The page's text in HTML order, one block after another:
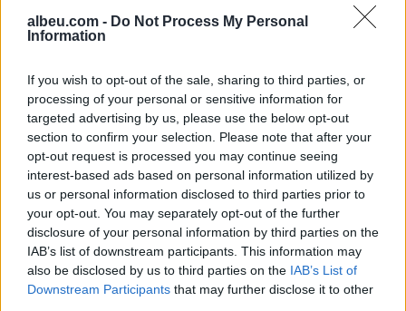
albeu.com - Do Not Process My Personal
Information
If you wish to opt-out of the sale, sharing to third parties, or
processing of your personal or sensitive information for
targeted advertising by us, please use the below opt-out
section to confirm your selection. Please note that after your
opt-out request is processed you may continue seeing
interest-based ads based on personal information utilized by
us or personal information disclosed to third parties prior to
your opt-out. You may separately opt-out of the further
disclosure of your personal information by third parties on the
IAB’s list of downstream participants. This information may
also be disclosed by us to third parties on the IAB’s List of
Downstream Participants that may further disclose it to other
jashtëzakonshme mbahet
sonte, nënshkrimet janë
siguruar